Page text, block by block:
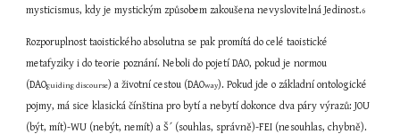
mysticismus, kdy je mystickým způsobem zakoušena nevyslovitelná Jedinost.6
Rozporuplnost taoistického absolutna se pak promítá do celé taoistické
metafyziky i do teorie poznání. Neboli do pojetí DAO, pokud je normou
(DAOguiding discourse) a životní cestou (DAOway). Pokud jde o základní ontologické
pojmy, má sice klasická čínština pro bytí a nebytí dokonce dva páry výrazů: JOU
(být, mít)-WU (nebýt, nemít) a Š´ (souhlas, správně)-FEI (nesouhlas, chybně).